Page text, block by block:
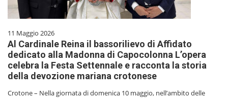
11 Maggio 2026
Al Cardinale Reina il bassorilievo di Affidato
dedicato alla Madonna di Capocolonna L’opera
celebra la Festa Settennale e racconta la storia
della devozione mariana crotonese
Crotone – Nella giornata di domenica 10 maggio, nell’ambito delle